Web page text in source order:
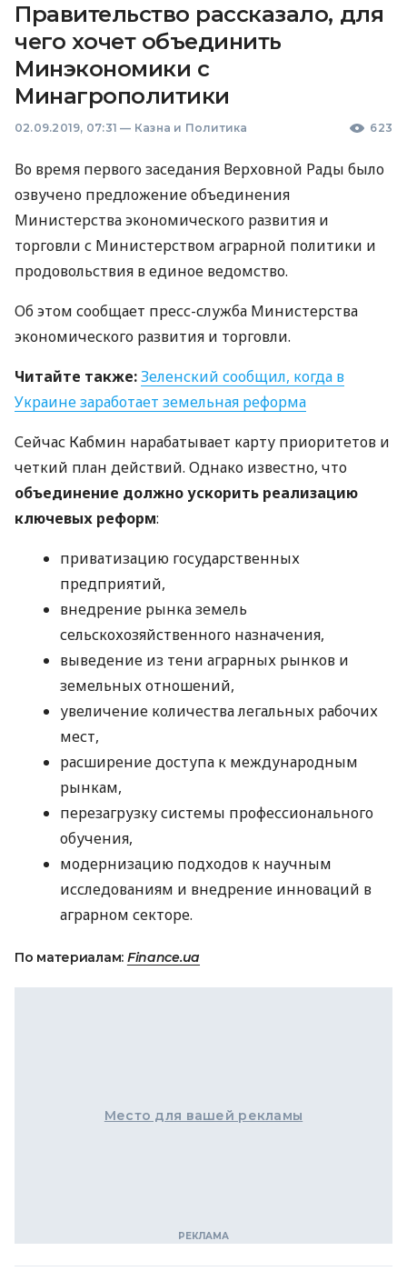
Правительство рассказало, для
чего хочет объединить
Минэкономики с
Минагрополитики
02.09.2019, 07:31 — Казна и Политика 623
Во время первого заседания Верховной Рады было
озвучено предложение объединения
Министерства экономического развития и
торговли с Министерством аграрной политики и
продовольствия в единое ведомство.
Об этом сообщает пресс-служба Министерства
экономического развития и торговли.
Читайте также:Зеленский сообщил, когда в
Украине заработает земельная реформа
Сейчас Кабмин нарабатывает карту приоритетов и
четкий план действий. Однако известно, что
объединение должно ускорить реализацию
ключевых реформ:
приватизацию государственных
предприятий,
внедрение рынка земель
сельскохозяйственного назначения,
выведение из тени аграрных рынков и
земельных отношений,
увеличение количества легальных рабочих
мест,
расширение доступа к международным
рынкам,
перезагрузку системы профессионального
обучения,
модернизацию подходов к научным
исследованиям и внедрение инноваций в
аграрном секторе.
По материалам: Finance.ua
Место для вашей рекламы